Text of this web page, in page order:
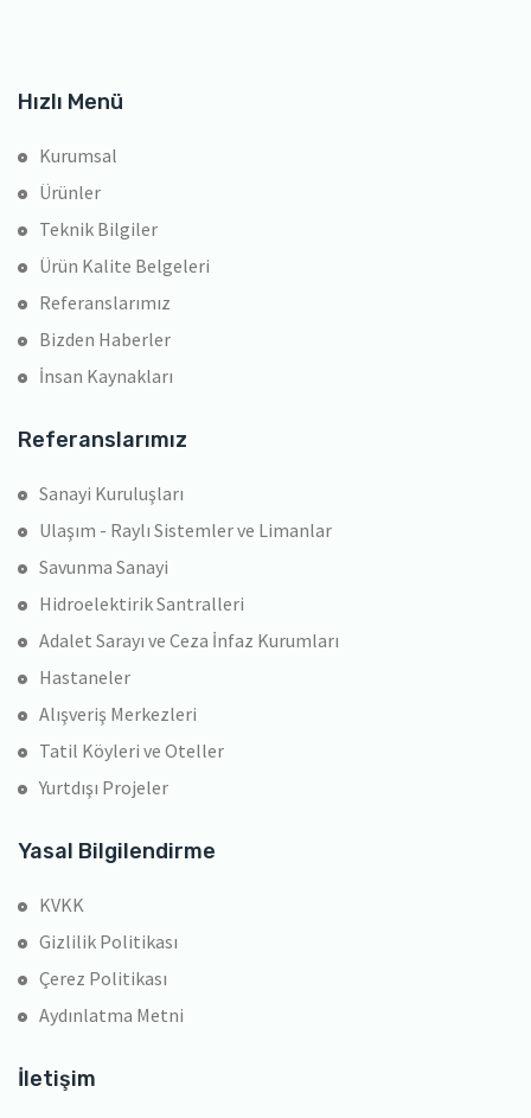
Hızlı Menü
Kurumsal
Ürünler
Teknik Bilgiler
Ürün Kalite Belgeleri
Referanslarımız
Bizden Haberler
İnsan Kaynakları
Referanslarımız
Sanayi Kuruluşları
Ulaşım - Raylı Sistemler ve Limanlar
Savunma Sanayi
Hidroelektirik Santralleri
Adalet Sarayı ve Ceza İnfaz Kurumları
Hastaneler
Alışveriş Merkezleri
Tatil Köyleri ve Oteller
Yurtdışı Projeler
Yasal Bilgilendirme
KVKK
Gizlilik Politikası
Çerez Politikası
Aydınlatma Metni
İletişim